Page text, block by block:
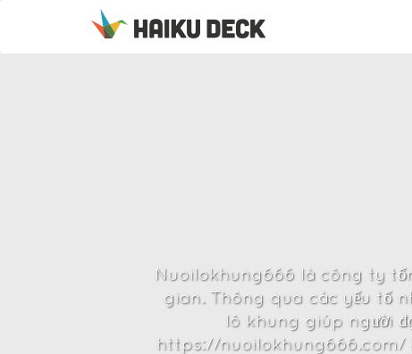
Nuoilokhung666 là công ty
gian. Thông qua các yếu tố
lô khung giúp người
https://nuoilokhung666.com/